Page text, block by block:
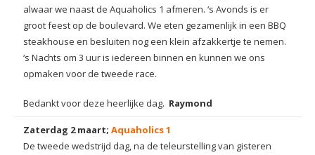
alwaar we naast de Aquaholics 1 afmeren. ‘s Avonds is er
groot feest op de boulevard. We eten gezamenlijk in een BBQ
steakhouse en besluiten nog een klein afzakkertje te nemen.
‘s Nachts om 3 uur is iedereen binnen en kunnen we ons
opmaken voor de tweede race.
Bedankt voor deze heerlijke dag. Raymond
Zaterdag 2 maart; Aquaholics 1
De tweede wedstrijd dag, na de teleurstelling van gisteren